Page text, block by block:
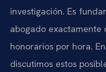
investigación. Es
abogado
honorarios por hora.
discutimos estos